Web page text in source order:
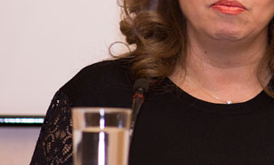
Медицински колеж – София
Научно-изследователски институт